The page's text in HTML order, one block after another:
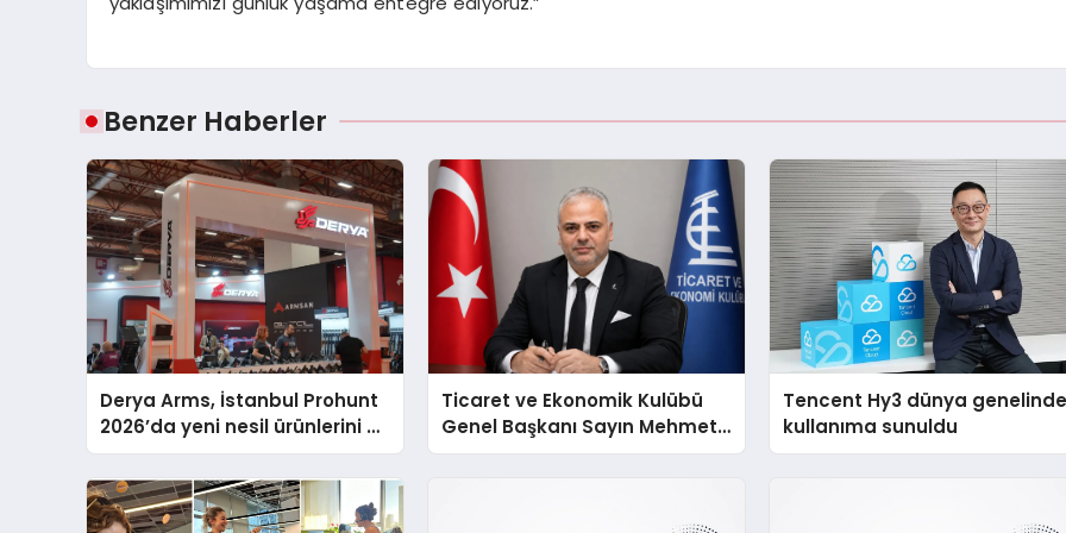
Benzer Haberler
Derya Arms, İstanbul Prohunt
2026’da yeni nesil ürünlerini ve
global marka vizyonunu
sergiledi
Ticaret ve Ekonomik Kulübü
Genel Başkanı Sayın Mehmet
Ulutaş, ekonomiye dair yaptığı
Tencent Hy3 dünya
kullanıma sunuldu